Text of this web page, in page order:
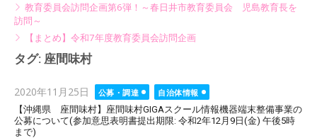
教育委員会訪問企画第6弾！～春日井市教育委員会 児島教育長を
訪問～
【まとめ】令和7年度教育委員会訪問企画
タグ: 座間味村
Posted
on
2020年11月25日 公募・調達
自治体情報
【沖縄県 座間味村】座間味村GIGAスクール情報機器端末整備事業の
公募について(参加意思表明書提出期限: 令和2年12月9日(金) 午後5時
まで)